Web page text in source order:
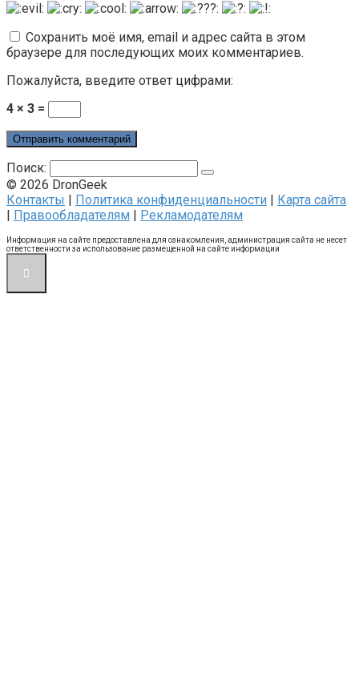
Сохранить моё имя, email и адрес сайта в этом
браузере для последующих моих комментариев.
Пожалуйста, введите ответ цифрами:
4 × 3 =
Поиск:
© 2026 DronGeek
Контакты | Политика конфиденциальности | Карта сайта
| Правообладателям | Рекламодателям
Информация на сайте предоставлена для ознакомления, администрация сайта не несет
ответственности за использование размещенной на сайте информации